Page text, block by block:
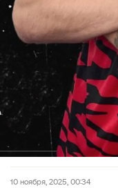
10 ноября, 2025, 00:34